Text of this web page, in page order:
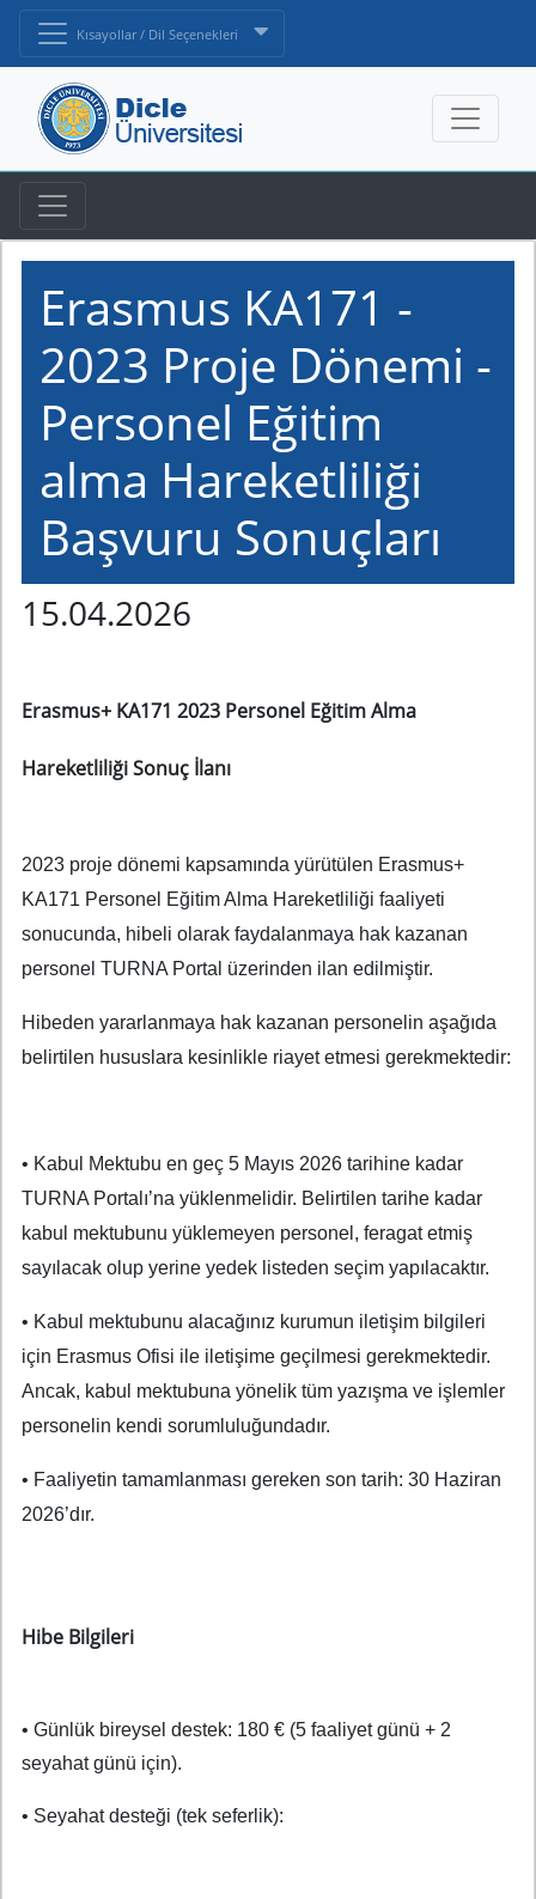
Kısayollar / Dil Seçenekleri
Erasmus KA171 -
2023 Proje Dönemi -
Personel Eğitim
alma Hareketliliği
Başvuru Sonuçları
15.04.2026
Erasmus+ KA171 2023 Personel Eğitim Alma
Hareketliliği Sonuç İlanı
2023 proje dönemi kapsamında yürütülen Erasmus+
KA171 Personel Eğitim Alma Hareketliliği faaliyeti
sonucunda, hibeli olarak faydalanmaya hak kazanan
personel TURNA Portal üzerinden ilan edilmiştir.
Hibeden yararlanmaya hak kazanan personelin aşağıda
belirtilen hususlara kesinlikle riayet etmesi gerekmektedir:
• Kabul Mektubu en geç 5 Mayıs 2026 tarihine kadar
TURNA Portalı’na yüklenmelidir. Belirtilen tarihe kadar
kabul mektubunu yüklemeyen personel, feragat etmiş
sayılacak olup yerine yedek listeden seçim yapılacaktır.
• Kabul mektubunu alacağınız kurumun iletişim bilgileri
için Erasmus Ofisi ile iletişime geçilmesi gerekmektedir.
Ancak, kabul mektubuna yönelik tüm yazışma ve işlemler
personelin kendi sorumluluğundadır.
• Faaliyetin tamamlanması gereken son tarih: 30 Haziran
2026’dır.
Hibe Bilgileri
• Günlük bireysel destek: 180 € (5 faaliyet günü + 2
seyahat günü için).
• Seyahat desteği (tek seferlik):